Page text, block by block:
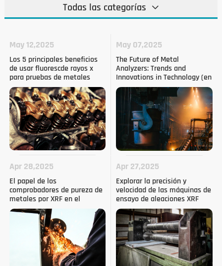
Todas las categorías
May 12,2025
Los 5 principales beneficios
de usar fluorescde rayos x
para pruebas de metales
May 07,2025
The Future of Metal
Analyzers: Trends and
Innovations in Technology (en
inglés)
Apr 28,2025
El papel de los
comprobadores de pureza de
metales por XRF en el
reciclado de chatarra y la
garantía de calidad
Apr 27,2025
Explorar la precisión y
velocidad de las máquinas de
ensayo de aleaciones XRF